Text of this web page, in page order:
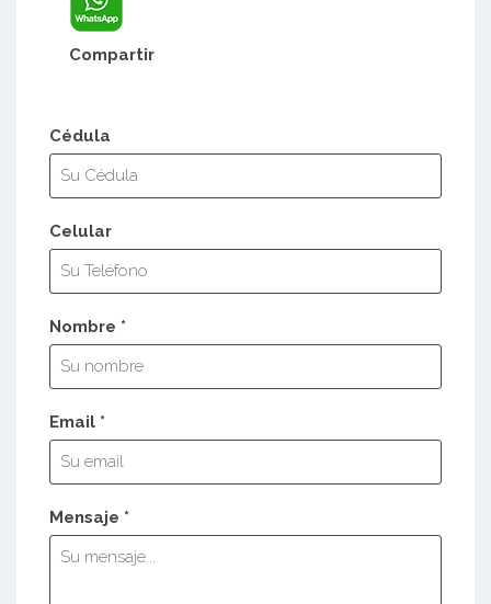
Compartir
Cédula
Celular
Nombre *
Email *
Mensaje *